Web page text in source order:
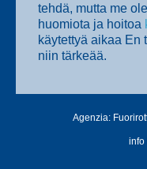
tehdä, mutta me
huomiota ja hoitoa
käytettyä aikaa En
niin tärkeää.
Agenzia:
info